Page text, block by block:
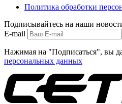
Политика обработки
Подписывайтесь на наши
E-mail
Нажимая на "Подписаться", вы
персональных данных